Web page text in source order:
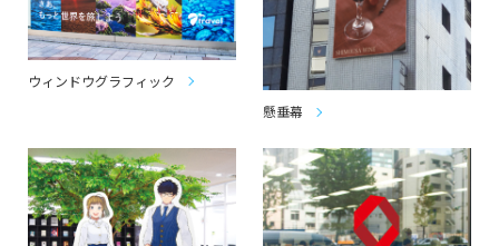
ウィンドウグラフィック
懸垂幕